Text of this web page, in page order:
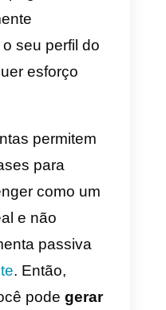
permite que
cliente para
do Messenger
ponto de
no seu
que o opt-in do
recebido, ao
outra